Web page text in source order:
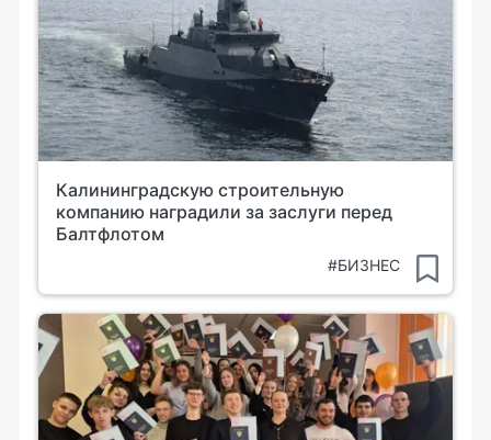
Калининградскую строительную
компанию наградили за заслуги перед
Балтфлотом
#БИЗНЕС